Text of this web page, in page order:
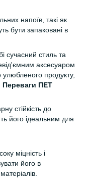
напоїв, такі як
бути запаковані в
сучасний стиль та
аксесуаром
продукту,
Переваги ПЕТ
стійкість до
його ідеальним для
міцність і
його в